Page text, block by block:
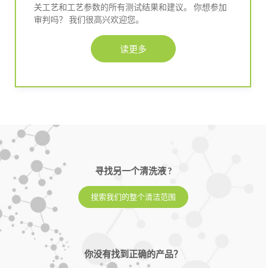
关工艺和工艺参数的所有测试结果和建议。 你想参加
审判吗？ 我们很高兴欢迎您。
读更多
寻找另一个清洗液 ?
搜索我们的整个清洁范围
你没有找到正确的产品？